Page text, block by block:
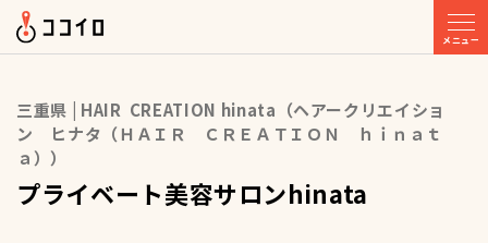
メニュー
三重県 | HAIR CREATION hinata（ヘアークリエイショ
ン ヒナタ（ＨＡＩＲ ＣＲＥＡＴＩＯＮ ｈｉｎａｔ
ａ））
プライベート美容サロンhinata